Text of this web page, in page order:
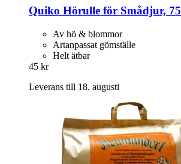
Quiko Hörulle för Smådjur,
Av hö & blommor
Artanpassat gömställe
Helt ätbar
45 kr
Leverans till 18. augusti